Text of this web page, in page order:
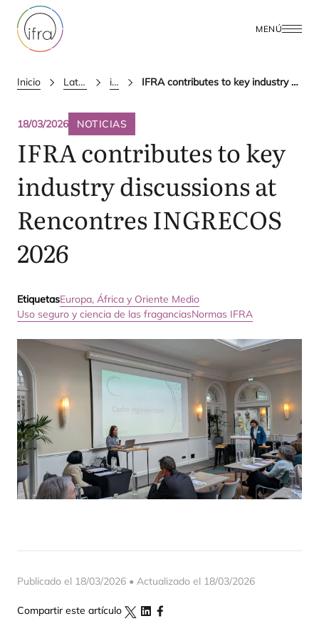
MENÚ
Inicio Latest Updates ifra news IFRA contributes to key industry discussions at Rencontres INGRECOS 2026
18/03/2026 NOTICIAS
IFRAcontributes to key
industry discussions at
RencontresINGRECOS
2026
EtiquetasEuropa, África y Oriente Medio
Uso seguro y ciencia de las fraganciasNormas IFRA
Publicado el 18/03/2026 • Actualizado el 18/03/2026
Compartir este artículo